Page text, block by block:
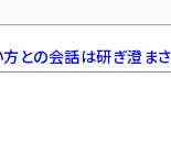
との会話は研ぎ澄ま